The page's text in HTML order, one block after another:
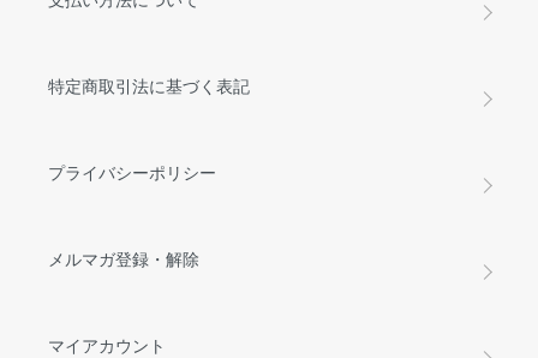
特定商取引法に基づく表記
プライバシーポリシー
メルマガ登録・解除
マイアカウント